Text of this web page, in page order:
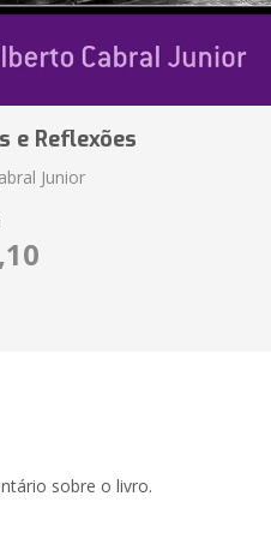
e Reflexões
Junior
sobre o livro.